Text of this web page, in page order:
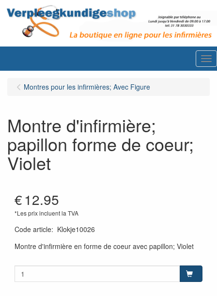
Montres pour les infirmières; Avec Figure
Montre d'infirmière;
papillon forme de coeur;
Violet
€12.95
*Les prix incluent la TVA
Code article: Klokje10026
Montre d'infirmière en forme de coeur avec papillon; Violet